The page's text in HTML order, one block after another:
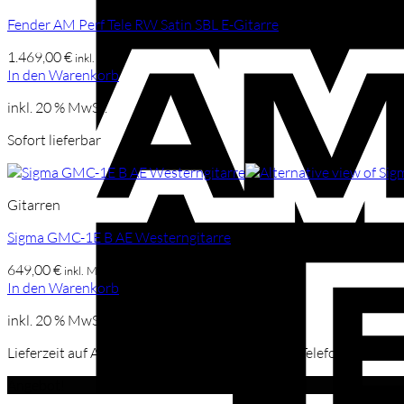
Fender AM Perf Tele RW Satin SBL E-Gitarre
1.469,00€ inkl. Mwst
In den Warenkorb
inkl. 20 % MwSt.
Sofort lieferbar
Gitarren
Sigma GMC-1E B AE Westerngitarre
649,00€ inkl. Mwst
In den Warenkorb
inkl. 20 % MwSt.
Lieferzeit auf Anfrage, mehr Infos per Mail oder Telefon